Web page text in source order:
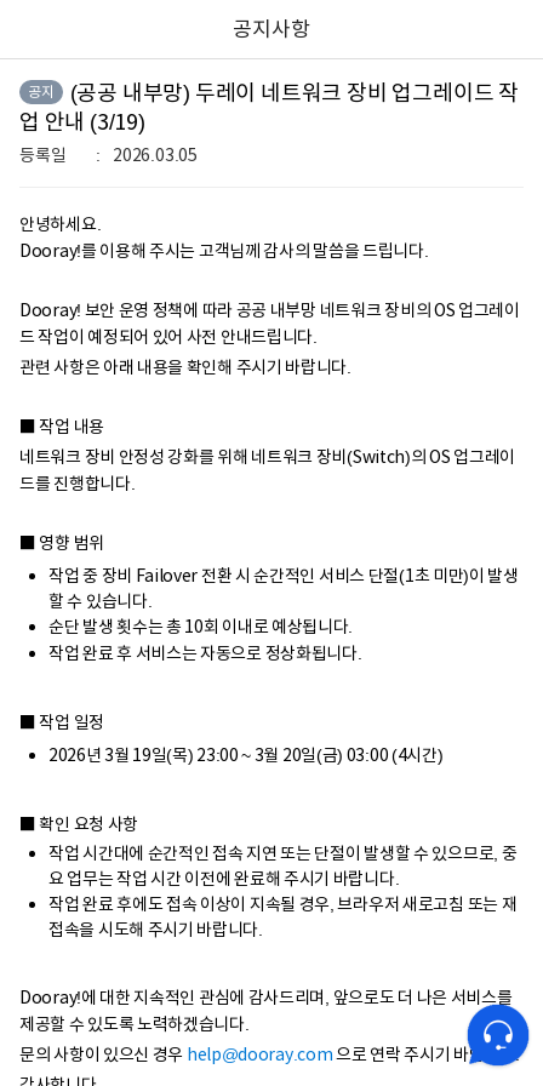
공지사항
공지
(공공 내부망) 두레이 네트워크 장비 업그레이드 작
업 안내 (3/19)
등록일 2026.03.05
안녕하세요.
Dooray!를 이용해 주시는 고객님께 감사의 말씀을 드립니다.
Dooray! 보안 운영 정책에 따라 공공 내부망 네트워크 장비의 OS 업그레이
드 작업이 예정되어 있어 사전 안내드립니다.
관련 사항은 아래 내용을 확인해 주시기 바랍니다.
■ 작업 내용
네트워크 장비 안정성 강화를 위해 네트워크 장비(Switch)의 OS 업그레이
드를 진행합니다.
■ 영향 범위
작업 중 장비 Failover 전환 시 순간적인 서비스 단절(1초 미만)이 발생
할 수 있습니다.
순단 발생 횟수는 총 10회 이내로 예상됩니다.
작업 완료 후 서비스는 자동으로 정상화됩니다.
■ 작업 일정
2026년 3월 19일(목) 23:00 ~ 3월 20일(금) 03:00 (4시간)
■ 확인 요청 사항
작업 시간대에 순간적인 접속 지연 또는 단절이 발생할 수 있으므로, 중
요 업무는 작업 시간 이전에 완료해 주시기 바랍니다.
작업 완료 후에도 접속 이상이 지속될 경우, 브라우저 새로고침 또는 재
접속을 시도해 주시기 바랍니다.
Dooray!에 대한 지속적인 관심에 감사드리며, 앞으로도 더 나은 서비스를
제공할 수 있도록 노력하겠습니다.
문의 사항이 있으신 경우 help@dooray.com으로 연락 주시기 바랍니다.